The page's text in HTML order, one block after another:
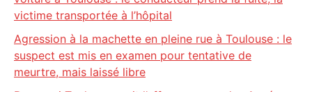
victime transportée à l’hôpital
Agression à la machette en pleine rue à Toulouse : le
suspect est mis en examen pour tentative de
meurtre, mais laissé libre